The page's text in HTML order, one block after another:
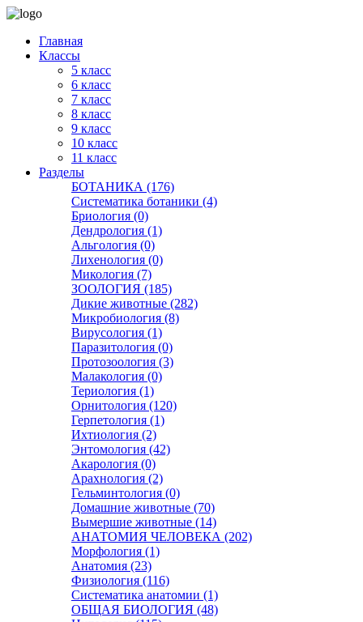
Главная
Классы
5 класс
6 класс
7 класс
8 класс
9 класс
10 класс
11 класс
Разделы
БОТАНИКА (176)
Систематика ботаники (4)
Бриология (0)
Дендрология (1)
Альгология (0)
Лихенология (0)
Микология (7)
ЗООЛОГИЯ (185)
Дикие животные (282)
Микробиология (8)
Вирусология (1)
Паразитология (0)
Протозоология (3)
Малакология (0)
Териология (1)
Орнитология (120)
Герпетология (1)
Ихтиология (2)
Энтомология (42)
Акарология (0)
Арахнология (2)
Гельминтология (0)
Домашние животные (70)
Вымершие животные (14)
АНАТОМИЯ ЧЕЛОВЕКА (202)
Морфология (1)
Анатомия (23)
Физиология (116)
Систематика анатомии (1)
ОБЩАЯ БИОЛОГИЯ (48)